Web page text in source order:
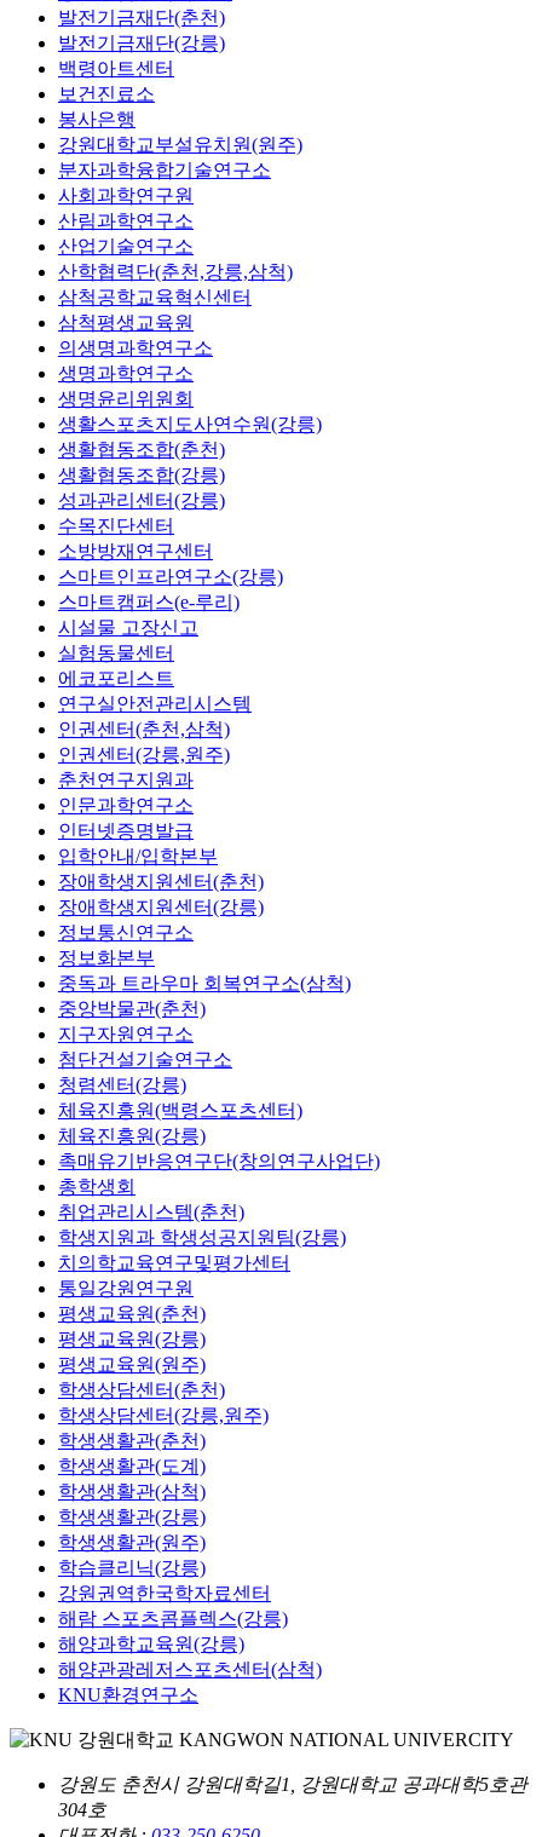
발전기금재단(춘천)
발전기금재단(강릉)
백령아트센터
보건진료소
봉사은행
강원대학교부설유치원(원주)
분자과학융합기술연구소
사회과학연구원
산림과학연구소
산업기술연구소
산학협력단(춘천,강릉,삼척)
삼척공학교육혁신센터
삼척평생교육원
의생명과학연구소
생명과학연구소
생명윤리위원회
생활스포츠지도사연수원(강릉)
생활협동조합(춘천)
생활협동조합(강릉)
성과관리센터(강릉)
수목진단센터
소방방재연구센터
스마트인프라연구소(강릉)
스마트캠퍼스(e-루리)
시설물 고장신고
실험동물센터
에코포리스트
연구실안전관리시스템
인권센터(춘천,삼척)
인권센터(강릉,원주)
춘천연구지원과
인문과학연구소
인터넷증명발급
입학안내/입학본부
장애학생지원센터(춘천)
장애학생지원센터(강릉)
정보통신연구소
정보화본부
중독과 트라우마 회복연구소(삼척)
중앙박물관(춘천)
지구자원연구소
첨단건설기술연구소
청렴센터(강릉)
체육진흥원(백령스포츠센터)
체육진흥원(강릉)
촉매유기반응연구단(창의연구사업단)
총학생회
취업관리시스템(춘천)
학생지원과 학생성공지원팀(강릉)
치의학교육연구및평가센터
통일강원연구원
평생교육원(춘천)
평생교육원(강릉)
평생교육원(원주)
학생상담센터(춘천)
학생상담센터(강릉,원주)
학생생활관(춘천)
학생생활관(도계)
학생생활관(삼척)
학생생활관(강릉)
학생생활관(원주)
학습클리닉(강릉)
강원권역한국학자료센터
해람 스포츠콤플렉스(강릉)
해양과학교육원(강릉)
해양관광레저스포츠센터(삼척)
KNU환경연구소
강원도 춘천시 강원대학길1, 강원대학교 공과대학5호관
304호